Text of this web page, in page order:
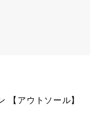
【アウトソール】